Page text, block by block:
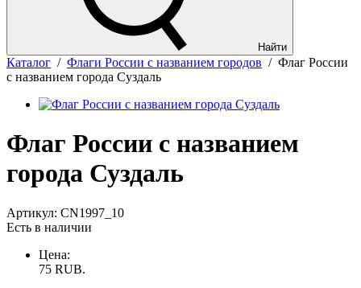
Найти
Каталог / Флаги России с названием городов / Флаг России
с названием города Суздаль
Флаг России с названием
города Суздаль
Артикул: CN1997_10
Есть в наличии
Цена:
75 RUB.